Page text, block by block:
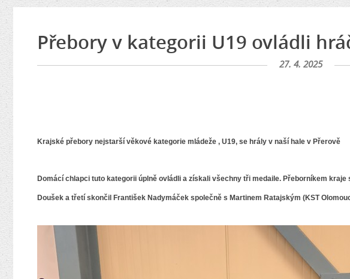
Přebory v kategorii U19 ovládli
27. 4. 2025
Krajské přebory nejstarší věkové kategorie mládeže , U19, se hrály v naší hale v Přerově
Domácí chlapci tuto kategorii úplně ovládli a získali všechny tři medaile. Přeborníkem
Doušek a třetí skončil František Nadymáček společně s Martinem Ratajským (KST